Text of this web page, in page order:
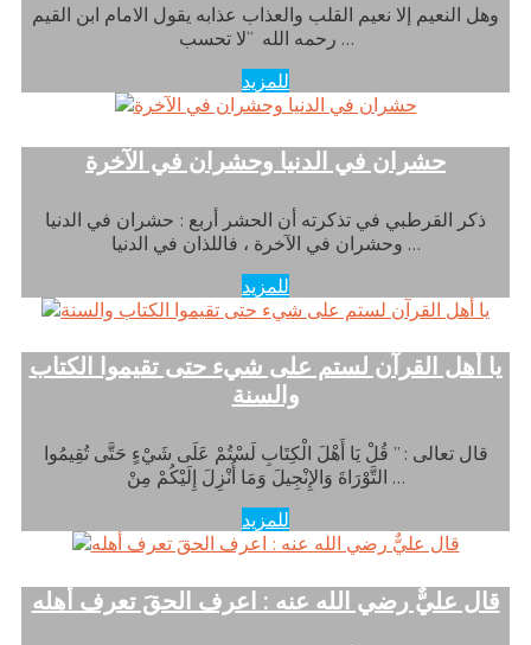
وهل النعيم إلا نعيم القلب والعذاب عذابه يقول الامام ابن القيم
رحمه الله “لا تحسب …
للمزيد
حشران في الدنيا وحشران في الآخرة
ذكر القرطبي في تذكرته أن الحشر أربع : حشران في الدنيا
وحشران في الآخرة ، فاللذان في الدنيا …
للمزيد
يا أهل القرآن لستم على شيء حتى تقيموا الكتاب
والسنة
قال تعالى : ” قُلْ يَا أَهْلَ الْكِتَابِ لَسْتُمْ عَلَى شَيْءٍ حَتَّى تُقِيمُوا
التَّوْرَاةَ وَالإِنْجِيلَ وَمَا أُنْزِلَ إِلَيْكُمْ مِنْ …
للمزيد
قال عليٌّ رضي الله عنه : اعرف الحقَ تعرف أهله